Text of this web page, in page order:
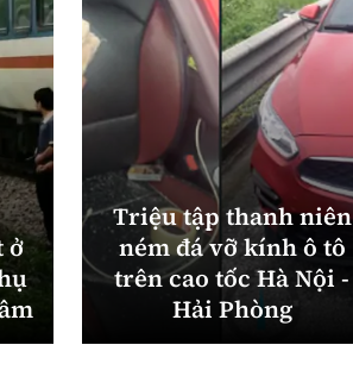
ở
Triệu tập thanh niên
ném đá vỡ kính ô tô
trên cao tốc Hà Nội -
Hải Phòng